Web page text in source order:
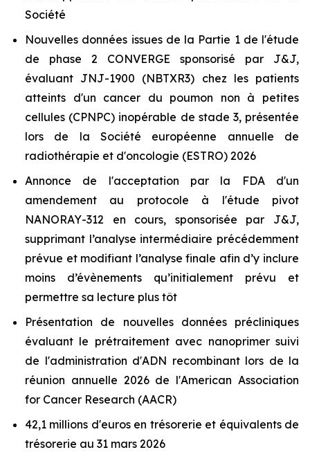
Société
Nouvelles données issues de la Partie 1 de l'étude
de phase 2 CONVERGE sponsorisé par J&J,
évaluant JNJ-1900 (NBTXR3) chez les patients
atteints d'un cancer du poumon non à petites
cellules (CPNPC) inopérable de stade 3, présentée
lors de la Société européenne annuelle de
radiothérapie et d'oncologie (ESTRO) 2026
Annonce de l'acceptation par la FDA d'un
amendement au protocole à l'étude pivot
NANORAY-312 en cours, sponsorisée par J&J,
supprimant l’analyse intermédiaire précédemment
prévue et modifiant l’analyse finale afin d’y inclure
moins d’évènements qu’initialement prévu et
permettre sa lecture plus tôt
Présentation de nouvelles données précliniques
évaluant le prétraitement avec nanoprimer suivi
de l'administration d'ADN recombinant lors de la
réunion annuelle 2026 de l'American Association
for Cancer Research (AACR)
42,1 millions d'euros en trésorerie et équivalents de
trésorerie au 31 mars 2026